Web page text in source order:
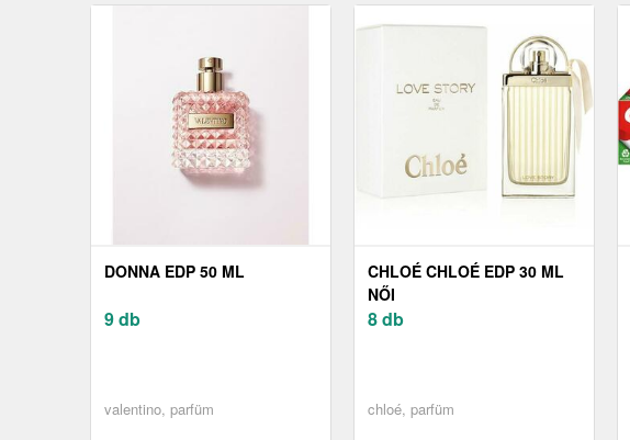
DONNA EDP 50 ML
9 db
valentino, parfüm
CHLOÉ CHLOÉ EDP 30 ML
NŐI
8 db
chloé, parfüm